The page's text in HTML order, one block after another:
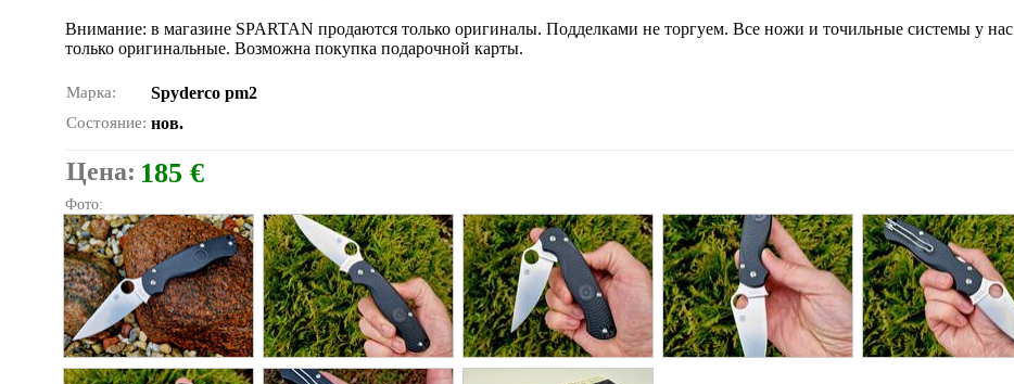
Внимание: в магазине SPARTAN продаются только оригиналы. Подделками не торгуем. Все ножи и точильные системы у нас
только оригинальные. Возможна покупка подарочной карты.
Марка: Spyderco pm2
Состояние: нов.
Цена: 185 €
Фото: